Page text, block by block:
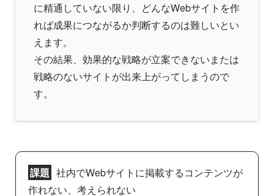
に精通していない限り、どんなWebサイトを作
れば成果につながるか判断するのは難しいとい
えます。
その結果、効果的な戦略が立案できないまたは
戦略のないサイトが出来上がってしまうので
す。
課題 社内でWebサイトに掲載するコンテンツが
作れない、考えられない